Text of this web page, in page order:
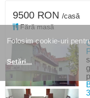
9500 RON /casă
Fără masă
Folosim cookie-uri
Setări...